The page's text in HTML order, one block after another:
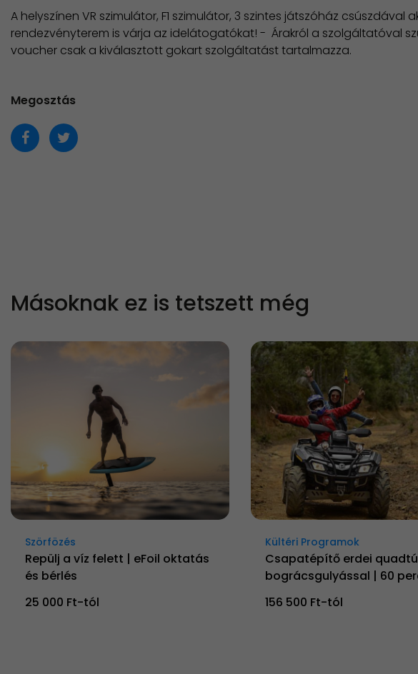
​A helyszínen VR szimulátor, F1 szimulátor, 3 szintes játszóház csúszdával
rendezvényterem is várja az idelátogatókat! - Árakról a szolgáltatóval
voucher csak a kiválasztott gokart szolgáltatást tartalmazza.
Megosztás
Másoknak ez is tetszett még
Szörfözés
Repülj a víz felett | eFoil oktatás
és bérlés
25 000 Ft-tól
Kültéri Programok
Csapatépítő erdei
bográcsgulyással | 60
156 500 Ft-tól